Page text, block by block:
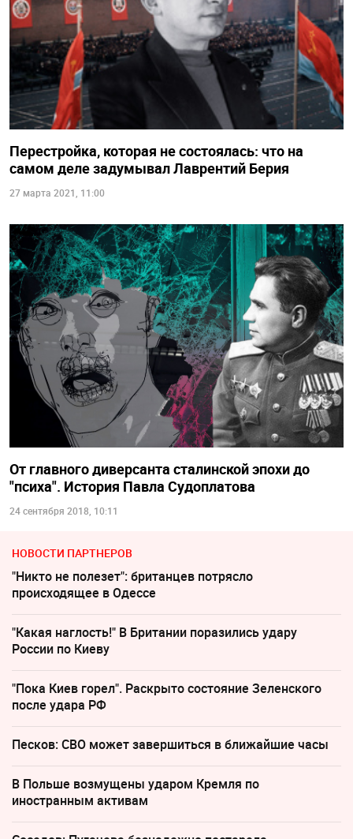
Перестройка, которая не состоялась: что на
самом деле задумывал Лаврентий Берия
27 марта 2021, 11:00
От главного диверсанта сталинской эпохи до
"психа". История Павла Судоплатова
24 сентября 2018, 10:11
НОВОСТИ ПАРТНЕРОВ
"Никто не полезет": британцев потрясло
происходящее в Одессе
"Какая наглость!" В Британии поразились удару
России по Киеву
"Пока Киев горел". Раскрыто состояние Зеленского
после удара РФ
Песков: СВО может завершиться в ближайшие часы
В Польше возмущены ударом Кремля по
иностранным активам